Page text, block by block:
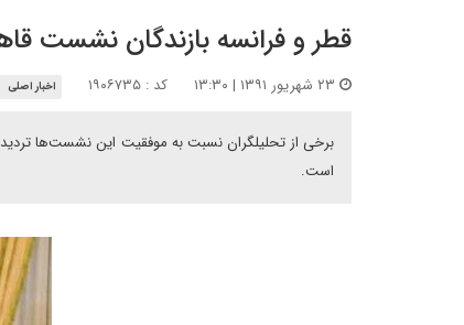
قطر و فرانسه بازندگان نشست
کد : ۱۹۰۶۷۳۵ اخبار اصلی
برخی از تحلیلگران نسبت به موفقیت این نشست‌ها تردید
است.